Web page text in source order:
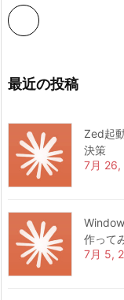
最近の投稿
Zed起
決策
7月 26,
作って
7月 5,